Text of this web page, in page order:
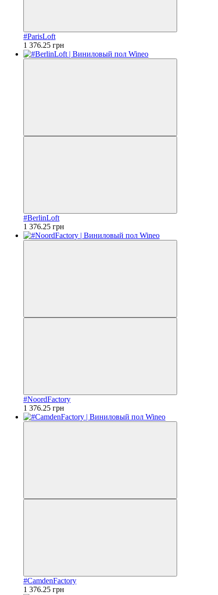
#ParisLoft
1 376.25 грн
#BerlinLoft
1 376.25 грн
#NoordFactory
1 376.25 грн
#CamdenFactory
1 376.25 грн